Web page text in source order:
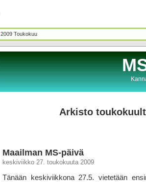
2009 Toukokuu
Arkisto
Maailman MS-päivä
keskiviikko 27. toukokuuta 2009
Tänään keskiviikkona 27.5. vietetään